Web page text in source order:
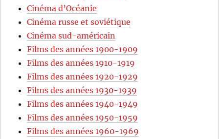
Cinéma d’Océanie
Cinéma russe et soviétique
Cinéma sud-américain
Films des années 1900-1909
Films des années 1910-1919
Films des années 1920-1929
Films des années 1930-1939
Films des années 1940-1949
Films des années 1950-1959
Films des années 1960-1969